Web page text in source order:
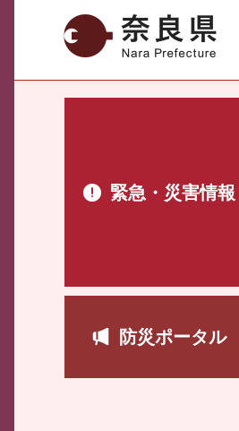
奈良県
緊急・災害情報
防災ポータル